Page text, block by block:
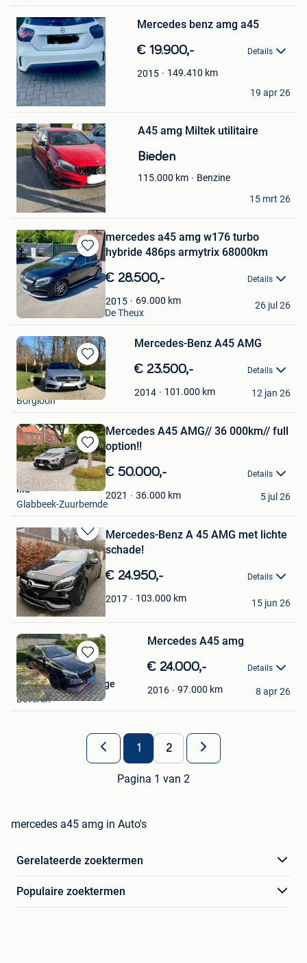
in
Mijn
Favorieten
Mercedes benz amg a45
€ 19.900,- Details
2015 149.410 km
cosmin
Turnhout
19 apr 26
in
Mijn
Favorieten
A45 amg Miltek utilitaire
Bieden
115.000 km
Benzine
Corentin
Fontenoy
15 mrt 26
Bewaren
in
Mijn
Favorieten
mercedes a45 amg w176 turbo
hybride 486ps armytrix 68000km
€ 28.500,- Details
2015 69.000 km
Spa auto service
Spa + Partie De Sart, De Theux
26 jul 26
Bewaren
in
Mijn
Mercedes-Benz A45 AMG
€ 23.500,- Details
2014 101.000 km
Owen
Borgloon
12 jan 26
Bewaren
in
Mijn
Favorieten
Mercedes A45 AMG// 36 000km// full
option!!
€ 50.000,- Details
2021 36.000 km
ilia
Glabbeek-Zuurbemde
5 jul 26
Bewaren
in
Mijn
Favorieten
Mercedes-Benz A 45 AMG met lichte
schade!
€ 24.950,- Details
2017 103.000 km
Torpedo
Genk
15 jun 26
Bewaren
in
Mijn
Favorieten
Mercedes A45 amg
€ 24.000,- Details
2016 97.000 km
Dylan van Leuvenhage
Beveren
8 apr 26
1 2
Pagina 1 van 2
mercedes a45 amg in Auto's
Gerelateerde zoektermen
Populaire zoektermen